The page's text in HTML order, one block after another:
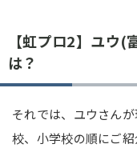
【虹プロ2】ユウ(
は？
それでは、ユウさん
校、小学校の順にご紹